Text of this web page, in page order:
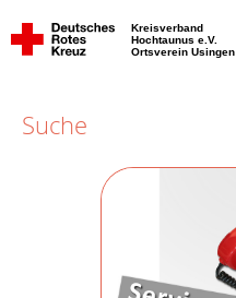
Kreisverband
Hochtaunus e.V.
Ortsverein Usingen
Suche